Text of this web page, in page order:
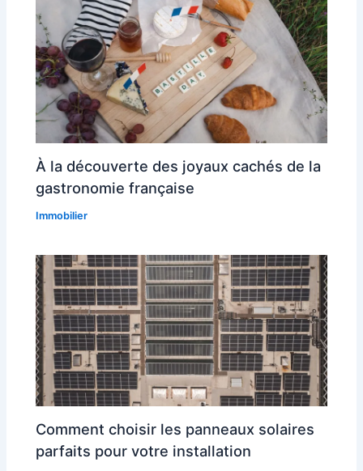
À la découverte des joyaux cachés de la
gastronomie française
Immobilier
Comment choisir les panneaux solaires
parfaits pour votre installation